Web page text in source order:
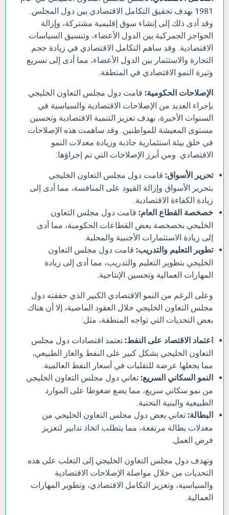
1981 بهدف تحقيق التكامل الاقتصادي بين دول المجلس.
وقد أدى ذلك إلى إنشاء سوق إقليمية مشتركة، وإزالة
الحواجز الجمركية بين الدول الأعضاء، وتنسيق السياسات
الاقتصادية. وقد ساهم التكامل الاقتصادي في زيادة حجم
التجارة والاستثمار بين الدول الأعضاء، مما أدى إلى تسريع
وتيرة النمو الاقتصادي في المنطقة.
الإصلاحات الحكومية: قامت دول مجلس التعاون الخليجي
بإجراء العديد من الإصلاحات الاقتصادية والسياسية في
السنوات الأخيرة، بهدف تعزيز التنمية الاقتصادية وتحسين
مستوى المعيشة للمواطنين. وقد ساهمت هذه الإصلاحات
في خلق بيئة استثمارية جاذبة وزيادة معدلات النمو
الاقتصادي. ومن أبرز الإصلاحات التي تم إجراؤها:
تحرير الأسواق: قامت دول مجلس التعاون الخليجي
بتحرير الأسواق وإزالة القيود على المنافسة، مما أدى إلى
زيادة الكفاءة الاقتصادية.
خصخصة القطاع العام: قامت دول مجلس التعاون
الخليجي بخصخصة بعض القطاعات الحكومية، مما أدى
إلى زيادة الاستثمارات الأجنبية والمحلية.
تطوير التعليم والتدريب: قامت دول مجلس التعاون
الخليجي بتطوير التعليم والتدريب، مما أدى إلى زيادة
المهارات العمالية وتحسين الإنتاجية.
وعلى الرغم من النمو الاقتصادي الكبير الذي حققته دول
مجلس التعاون الخليجي خلال العقود الماضية، إلا أن هناك
بعض التحديات التي تواجه المنطقة، مثل:
اعتماد الاقتصاد على النفط: تعتمد اقتصادات دول مجلس
التعاون الخليجي بشكل كبير على النفط والغاز الطبيعي،
مما يجعلها عرضة للتقلبات في أسعار النفط العالمية.
النمو السكاني السريع: تعاني دول مجلس التعاون الخليجي
من نمو سكاني سريع، مما يضع ضغوطا على الموارد
الطبيعية والبنية التحتية.
البطالة: تعاني بعض دول مجلس التعاون الخليجي من
معدلات بطالة مرتفعة، مما يتطلب اتخاذ تدابير لتعزيز
فرص العمل.
وتهدف دول مجلس التعاون الخليجي إلى التغلب على هذه
التحديات من خلال مواصلة الإصلاحات الاقتصادية
والسياسية، وتعزيز التكامل الاقتصادي، وتطوير المهارات
العمالية.